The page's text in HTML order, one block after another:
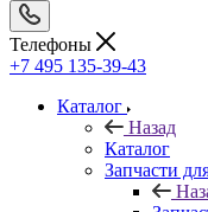
Телефоны
+7 495 135-39-43
Каталог
Назад
Каталог
Запчасти